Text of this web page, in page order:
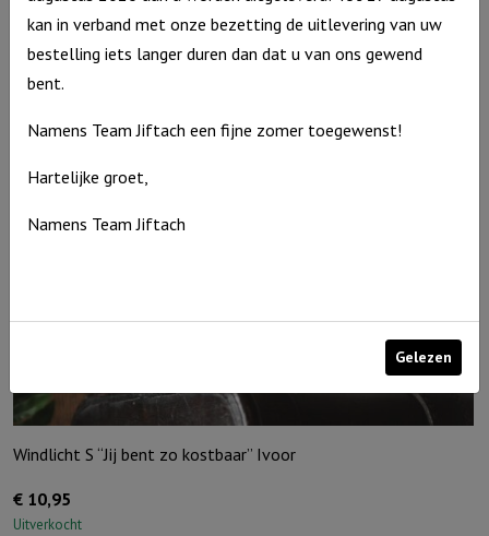
Windlicht S “Jij bent zo kostbaar” Ivoor
€ 10,95
Uitverkocht
kan in verband met onze bezetting de uitlevering van uw
bestelling iets langer duren dan dat u van ons gewend
bent.
Namens Team Jiftach een fijne zomer toegewenst!
Hartelijke groet,
Namens Team Jiftach
Gelezen